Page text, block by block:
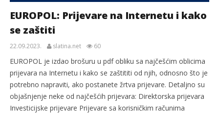
EUROPOL: Prijevare na Internetu i kako
se zaštiti
22.09.2023. slatina.net 60
EUROPOL je izdao brošuru u pdf obliku sa najčešćim oblicima
prijevara na Internetu i kako se zaštititi od njih, odnosno što je
potrebno napraviti, ako postanete žrtva prijevare. Detaljno su
objašnjenje neke od najčešćih prijevara: Direktorska prijevara
Investicijske prijevare Prijevare sa korisničkim računima